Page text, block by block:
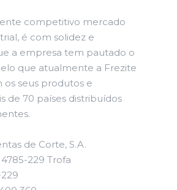
competitivo mercado
é com solidez e
a empresa tem pautado o
que atualmente a Frezite
seus produtos e
de 70 países distribuídos
de Corte, S.A.
4785-229 Trofa